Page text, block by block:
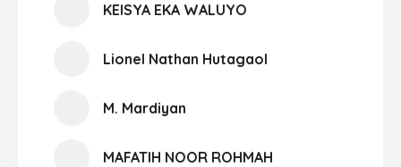
KEISYA EKA WALUYO
Lionel Nathan Hutagaol
M. Mardiyan
MAFATIH NOOR ROHMAH